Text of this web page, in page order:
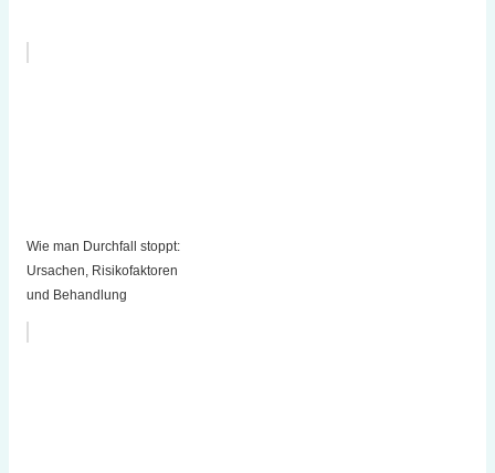
Wie man Durchfall stoppt:
Ursachen, Risikofaktoren
und Behandlung